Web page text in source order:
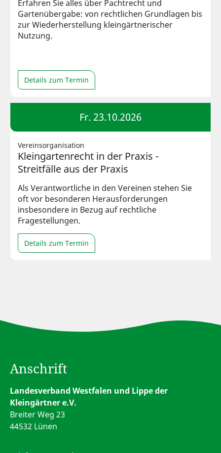
Erfahren Sie alles über Pachtrecht und
Gartenübergabe: von rechtlichen Grundlagen bis
zur Wiederherstellung kleingärtnerischer
Nutzung.
Details zum Termin
Fr. 23.10.2026
Vereinsorganisation
Kleingartenrecht in der Praxis -
Streitfälle aus der Praxis
Als Verantwortliche in den Vereinen stehen Sie
oft vor besonderen Herausforderungen
insbesondere in Bezug auf rechtliche
Fragestellungen.
Details zum Termin
Anschrift
Landesverband Westfalen und Lippe der
Kleingärtner e.V.
Breiter Weg 23
44532 Lünen